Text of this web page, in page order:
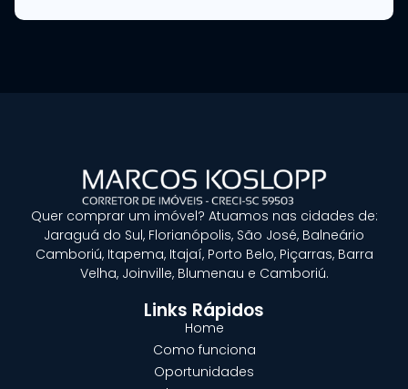
Quer comprar um imóvel? Atuamos nas cidades de:
Jaraguá do Sul, Florianópolis, São José, Balneário
Camboriú, Itapema, Itajaí, Porto Belo, Piçarras, Barra
Velha, Joinville, Blumenau e Camboriú.
Links Rápidos
Home
Como funciona
Oportunidades